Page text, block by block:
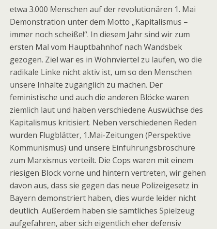
etwa 3.000 Menschen auf der revolutionären 1. Mai
Demonstration unter dem Motto „Kapitalismus –
immer noch scheiße!“. In diesem Jahr sind wir zum
ersten Mal vom Hauptbahnhof nach Wandsbek
gezogen. Ziel war es in Wohnviertel zu laufen, wo die
radikale Linke nicht aktiv ist, um so den Menschen
unsere Inhalte zugänglich zu machen. Der
feministische und auch die anderen Blöcke waren
ziemlich laut und haben verschiedene Auswüchse des
Kapitalismus kritisiert. Neben verschiedenen Reden
wurden Flugblätter, 1.Mai-Zeitungen (Perspektive
Kommunismus) und unsere Einführungsbroschüre
zum Marxismus verteilt. Die Cops waren mit einem
riesigen Block vorne und hintern vertreten, wir gehen
davon aus, dass sie gegen das neue Polizeigesetz in
Bayern demonstriert haben, dies wurde leider nicht
deutlich. Außerdem haben sie sämtliches Spielzeug
aufgefahren, aber sich eigentlich eher defensiv